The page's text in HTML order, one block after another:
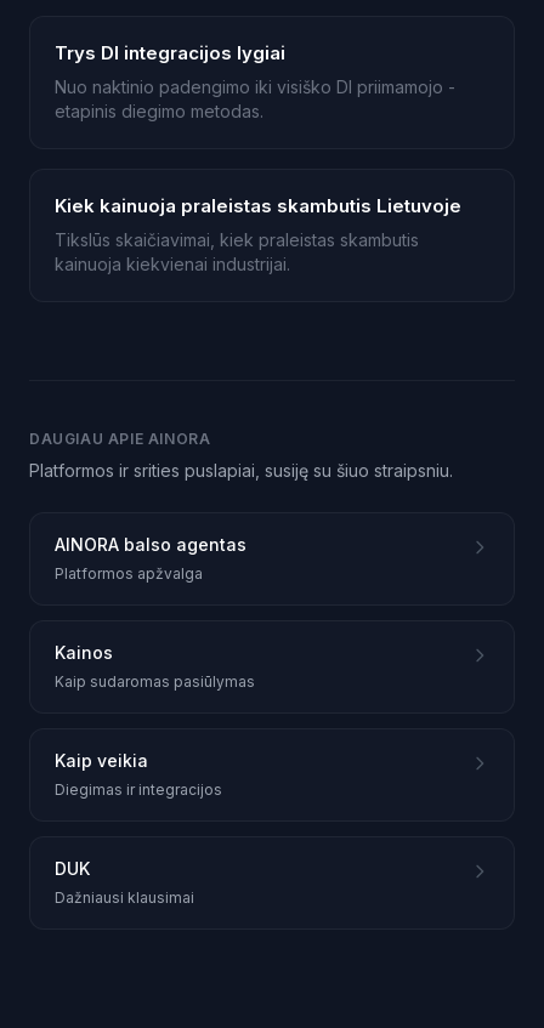
Trys DI integracijos lygiai
Nuo naktinio padengimo iki visiško DI priimamojo -
etapinis diegimo metodas.
Kiek kainuoja praleistas skambutis Lietuvoje
Tikslūs skaičiavimai, kiek praleistas skambutis
kainuoja kiekvienai industrijai.
DAUGIAU APIE AINORA
Platformos ir srities puslapiai, susiję su šiuo straipsniu.
AINORA balso agentas
Platformos apžvalga
Kainos
Kaip sudaromas pasiūlymas
Kaip veikia
Diegimas ir integracijos
DUK
Dažniausi klausimai